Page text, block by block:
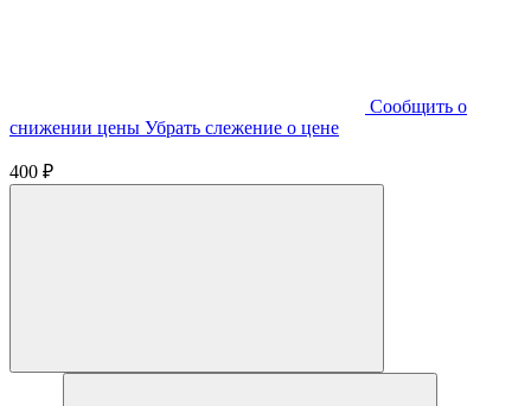
Cообщить о
снижении цены Убрать слежение о цене
400 ₽